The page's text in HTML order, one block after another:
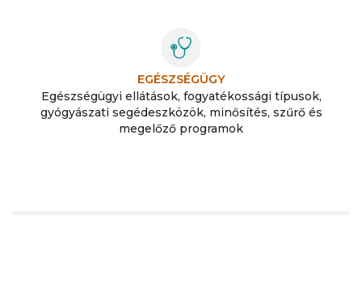
EGÉSZSÉGÜGY
Egészségügyi ellátások, fogyatékossági típusok,
gyógyászati segédeszközök, minősítés, szűrő és
megelőző programok